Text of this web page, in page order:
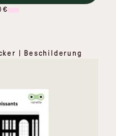
€
| Beschilderung